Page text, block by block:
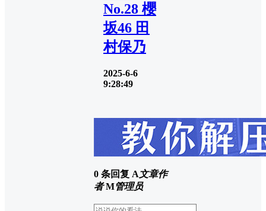
No.28 櫻
坂46 田
村保乃
2025-6-6
9:28:49
0 条回复 A文章作
者 M管理员